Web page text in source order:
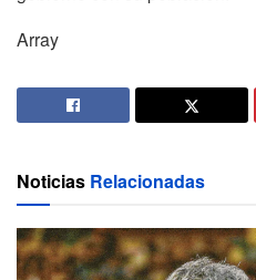
Array
Noticias Relacionadas